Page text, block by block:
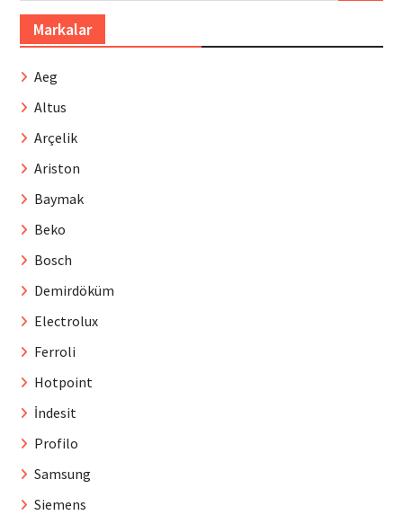
Markalar
Aeg
Altus
Arçelik
Ariston
Baymak
Beko
Bosch
Demirdöküm
Electrolux
Ferroli
Hotpoint
İndesit
Profilo
Samsung
Siemens